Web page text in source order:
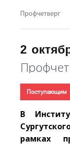
Профчетверг
2
Поступающим
В
рамках